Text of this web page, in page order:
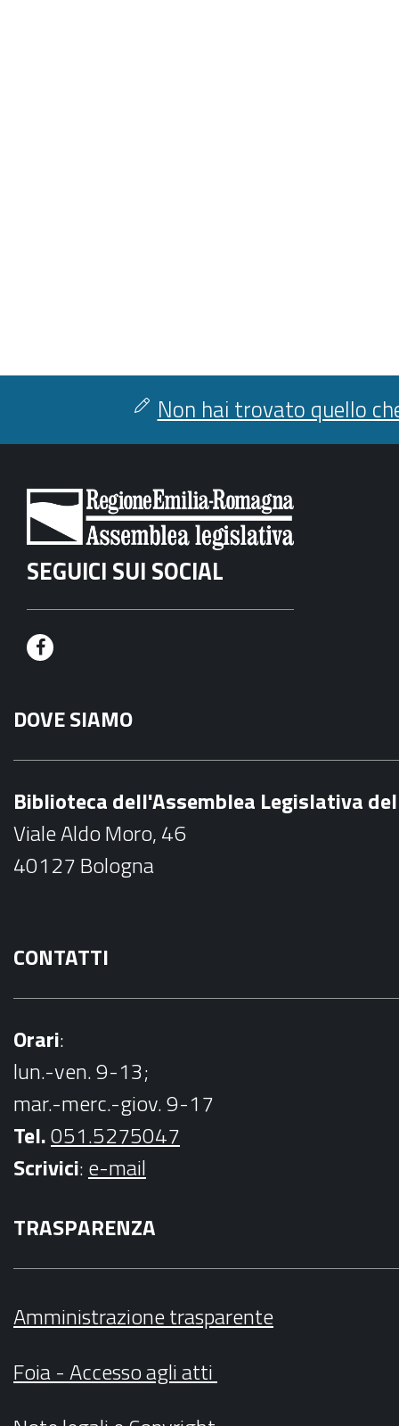
Non hai trovato quello
SEGUICI SUI SOCIAL
F
c
e
o
k
DOVE SIAMO
Biblioteca dell'Assemblea Legislativa
Viale Aldo Moro, 46
40127 Bologna
CONTATTI
Orari:
lun.-ven. 9-13;
mar.-merc.-giov. 9-17
Tel.051.5275047
Scrivici:e-mail
TRASPARENZA
Amministrazione trasparente
Foia - Accesso agli atti